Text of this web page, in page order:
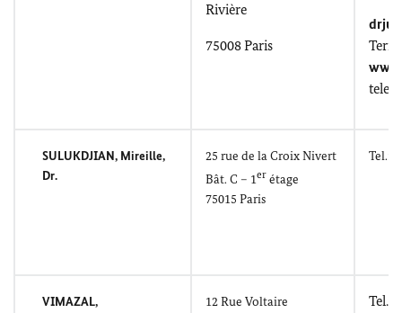
Rivière
75008Paris
SULUKDJIAN, Mireille,
Dr.
25 rue de la Croix Nivert
Bât. C – 1er étage
75015 Paris
Tel.:
VIMAZAL,
12Rue Voltaire
Tel.: